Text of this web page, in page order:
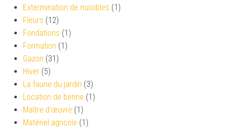
Extermination de nuisibles (1)
Fleurs (12)
Fondations (1)
Formation (1)
Gazon (31)
Hiver (5)
La faune du jardin (3)
Location de benne (1)
Maître d'œuvre (1)
Matériel agricole (1)